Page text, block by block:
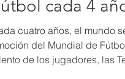
cada 4
cuatro años, el mundo
del Mundial de
de los jugadores, las